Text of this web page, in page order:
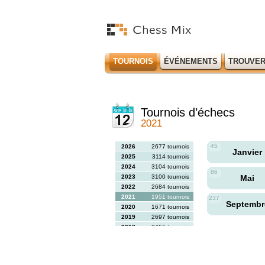
TOURNOIS ÉVÉNEMENTS
Tournois d’échecs
2021
2026
2677 tournois
2025
3114 tournois
2024
3104 tournois
2023
3100 tournois
2022
2684 tournois
2021
1951 tournois
2020
1671 tournois
2019
2697 tournois
2018
2456 tournois
45
Janvier
86
Mai
237